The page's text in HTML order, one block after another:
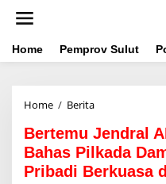
t
Home Pemprov Sulut
Home / Berita
r
t
e
m
Bertemu Jendral
Bahas Pilkada
Pribadi Berkuasa